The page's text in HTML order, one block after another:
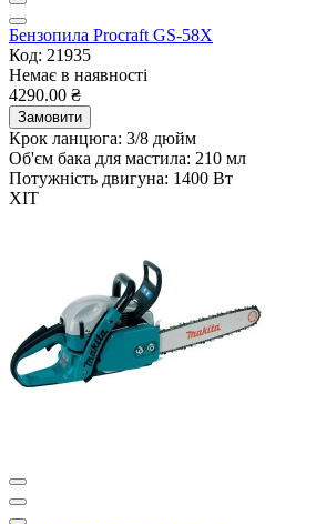
Бензопила Procraft GS-58X
Код: 21935
Немає в наявності
4290.00 ₴
Замовити
Крок ланцюга: 3/8 дюйм
Об'єм бака для мастила: 210 мл
Потужність двигуна: 1400 Вт
ХІТ